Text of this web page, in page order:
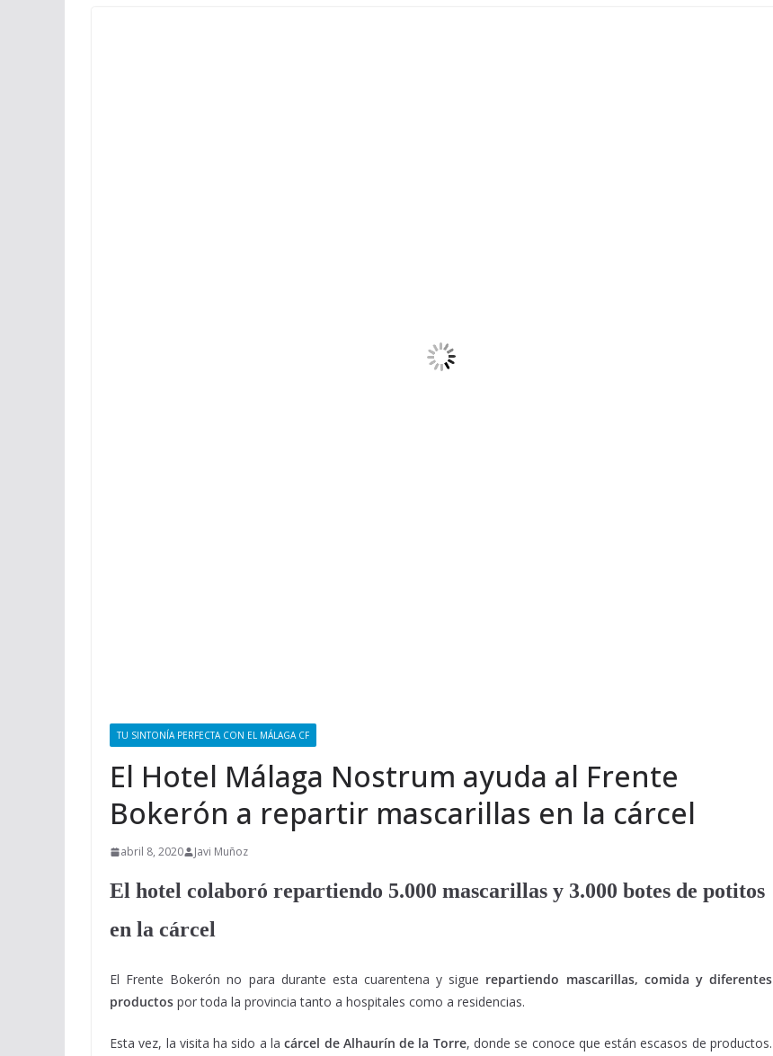
TU SINTONÍA PERFECTA CON EL MÁLAGA CF
El Hotel Málaga Nostrum ayuda al Frente
Bokerón a repartir mascarillas en la cárcel
abril 8, 2020 Javi Muñoz
El hotel colaboró repartiendo 5.000 mascarillas y 3.000 botes de potitos
en la cárcel
El Frente Bokerón no para durante esta cuarentena y sigue repartiendo mascarillas, comida y diferentes
productos por toda la provincia tanto a hospitales como a residencias.
Esta vez, la visita ha sido a lacárcel de Alhaurín de la Torre, donde se conoce que están escasos de productos.